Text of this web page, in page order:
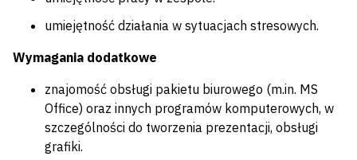
umiejętność działania w sytuacjach stresowych.
Wymagania dodatkowe
znajomość obsługi pakietu biurowego (m.in. MS
Office) oraz innych programów komputerowych, w
szczególności do tworzenia prezentacji, obsługi
grafiki.